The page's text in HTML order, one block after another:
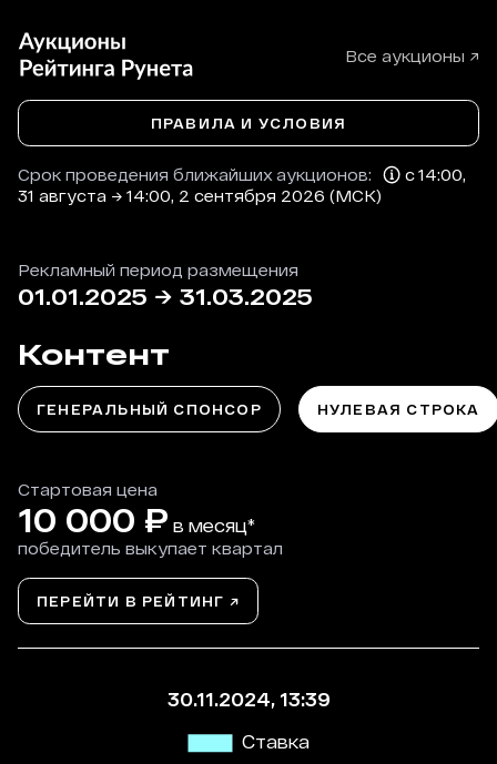
Все аукционы ↗
Срок проведения ближайших аукционов:
с 14:00,
31 августа → 14:00, 2 сентября 2026 (МСК)
ПРАВИЛА И УСЛОВИЯ
Рекламный период размещения
01.01.2025 → 31.03.2025
Контент
ГЕНЕРАЛЬНЫЙ СПОНСОР НУЛЕВАЯ СТРОКА
Стартовая цена
10 000 ₽ в месяц*
победитель выкупает квартал
ПЕРЕЙТИ В РЕЙТИНГ ↗